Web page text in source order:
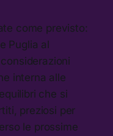
come previsto:
Puglia al
interna alle
che si
preziosi per
le prossime